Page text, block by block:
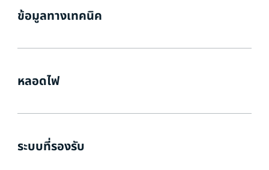
ข้อมูลทางเทคนิค
หลอดไฟ
ระบบที่รองรับ